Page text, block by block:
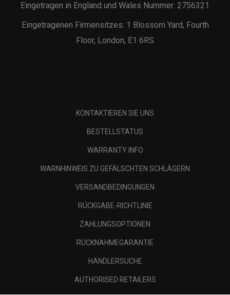
Eingetragen in England und Wales Nummer: 2756321
Eingetragenen Firmensitzes: 1 Blossom Yard, Fourth
Floor, London, E1 6RS
KONTAKTIEREN SIE UNS
BESTELLSTATUS
WARRANTY INFO
WARNHINWEIS ZU GEFÄLSCHTEN SCHLÄGERN
VERSANDBEDINGUNGEN
RÜCKGABE-RICHTLINIE
ZAHLUNGSOPTIONEN
RÜCKNAHMEGARANTIE
HÄNDLERSUCHE
AUTHORISED RETAILERS